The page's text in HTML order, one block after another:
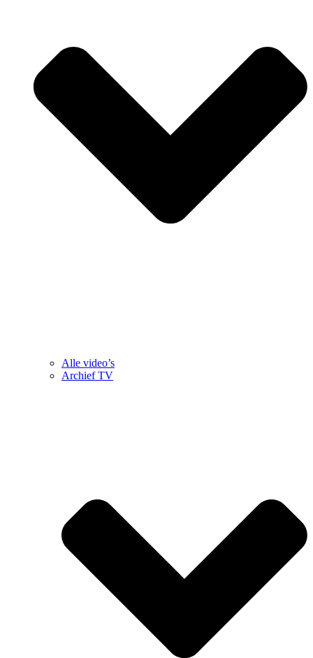
Alle video’s
Archief TV